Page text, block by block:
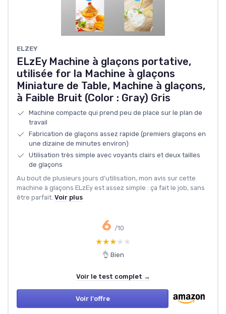
ELZEY
ELzEy Machine à glaçons portative,
utilisée for la Machine à glaçons
Miniature de Table, Machine à glaçons,
à Faible Bruit (Color : Gray) Gris
Machine compacte qui prend peu de place sur le plan de
travail
Fabrication de glaçons assez rapide (premiers glaçons en
une dizaine de minutes environ)
Utilisation très simple avec voyants clairs et deux tailles
de glaçons
Au bout de plusieurs jours d’utilisation, mon avis sur cette
machine à glaçons ELzEy est assez simple : ça fait le job, sans
être parfait. Voir plus
6 /10
★★★★★
★★★★★
👌 Bien
Voir le test complet →
Voir l'offre